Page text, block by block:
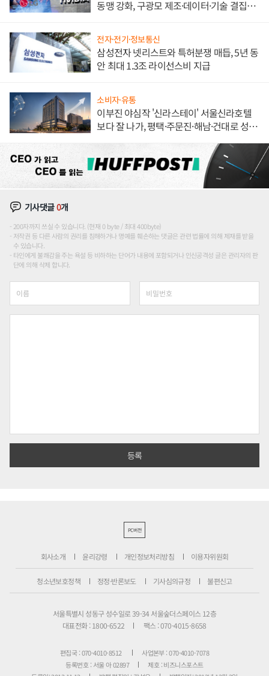
동맹 강화, 구광모 제조·데이터·기술 결집
전자·전기·정보통신
삼성전자 넷리스트와 특허분쟁 매듭, 5년 동
안 최대 1.3조 라이선스비 지급
소비자·유통
이부진 야심작 '신라스테이' 서울신라호텔
보다 잘 나가, 평택·주문진·해남·건대로 성
기사댓글0개
200자까지 쓰실 수 있습니다. (현재 0 byte / 최대 400byte)
저작권 등 다른 사람의 권리를 침해하거나 명예를 훼손하는 댓글은 관련 법률에 의해 제재를 받을
수 있습니다.
타인에게 불쾌감을 주는 욕설 등 비하하는 단어가 내용에 포함되거나 인신공격성 글은 관리자의 판
단에 의해 삭제 합니다.
PC버전
회사소개 윤리강령 개인정보처리방침 이용자위원회
청소년보호정책 정정·반론보도 기사심의규정 불편신고
서울특별시 성동구 성수일로 39-34 서울숲더스페이스 12층
대표전화 : 1800-6522
팩스 : 070-4015-8658
편집국 : 070-4010-8512
사업본부 : 070-4010-7078
등록번호 : 서울 아 02897
제호 : 비즈니스포스트